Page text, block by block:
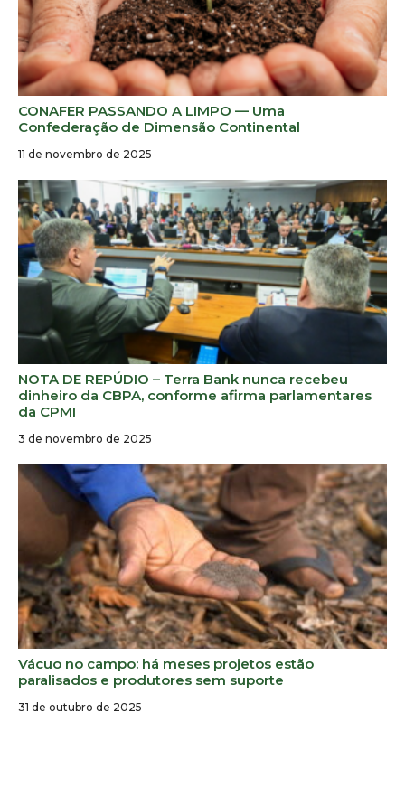
CONAFER PASSANDO A LIMPO — Uma
Confederação de Dimensão Continental
11 de novembro de 2025
NOTA DE REPÚDIO – Terra Bank nunca recebeu
dinheiro da CBPA, conforme afirma parlamentares
da CPMI
3 de novembro de 2025
Vácuo no campo: há meses projetos estão
paralisados e produtores sem suporte
31 de outubro de 2025